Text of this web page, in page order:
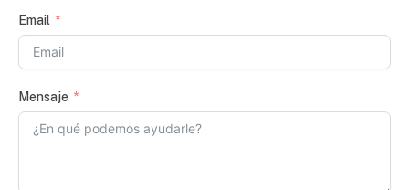
Email
Mensaje